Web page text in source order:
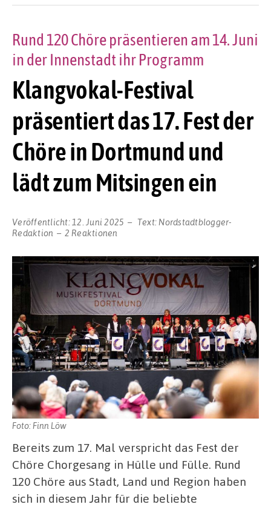
Klangvokal-Festival
präsentiert das 17. Fest der
Chöre in Dortmund und
lädt zum Mitsingen ein
Rund 120 Chöre präsentieren am 14. Juni
in der Innenstadt ihr Programm
Veröffentlicht: 12. Juni 2025 Text: Nordstadtblogger-
Redaktion
2 Reaktionen
Foto: Finn Löw
Bereits zum 17. Mal verspricht das Fest der
Chöre Chorgesang in Hülle und Fülle. Rund
120 Chöre aus Stadt, Land und Region haben
sich in diesem Jahr für die beliebte